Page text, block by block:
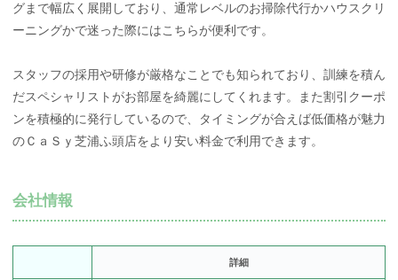
グまで幅広く展開しており、通常レベルのお掃除代行かハウスクリ
ーニングかで迷った際にはこちらが便利です。
スタッフの採用や研修が厳格なことでも知られており、訓練を積ん
だスペシャリストがお部屋を綺麗にしてくれます。また割引クーポ
ンを積極的に発行しているので、タイミングが合えば低価格が魅力
のＣａＳｙ芝浦ふ頭店をより安い料金で利用できます。
会社情報
詳細